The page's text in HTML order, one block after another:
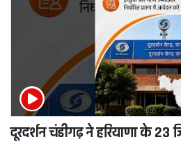
दूरदर्शन चंडीगढ़ ने हरियाणा के